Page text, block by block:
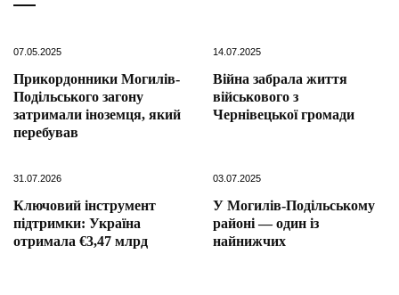
07.05.2025
Прикордонники Могилів-
Подільського загону
затримали іноземця, який
перебував
14.07.2025
Війна забрала життя
військового з
Чернівецької громади
31.07.2026
Ключовий інструмент
підтримки: Україна
отримала €3,47 млрд
03.07.2025
У Могилів-Подільському
районі — один із
найнижчих